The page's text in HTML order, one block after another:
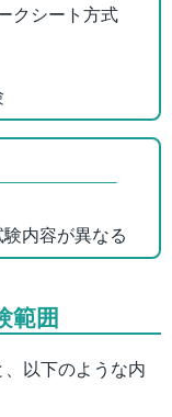
クシート方式
内容が異なる
範囲
以下のような内